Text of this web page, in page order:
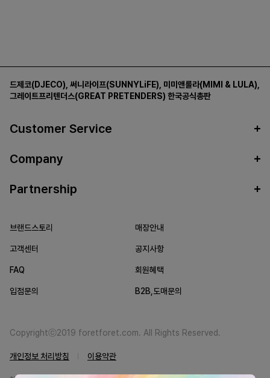
드제코(DJECO) 써니라이프(SUNNYLiFE) 미미앤룰라(MIMI & LULA)
그레이트프리텐더스(GREAT PRETENDERS) 한국공식총판
Customer Service
Company
Partnership
브랜드스토리 매장안내
고객센터 공지사항
FAQ 회원혜택
입점문의 B2B,도매문의
Copyrightⓒ2019 foretforet.com. All Rights Reserved.
개인정보 처리방침 이용약관